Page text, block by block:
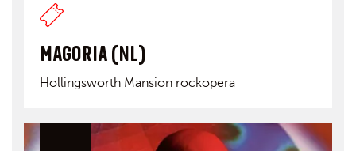
MAGORIA (NL)
Hollingsworth Mansion rockopera